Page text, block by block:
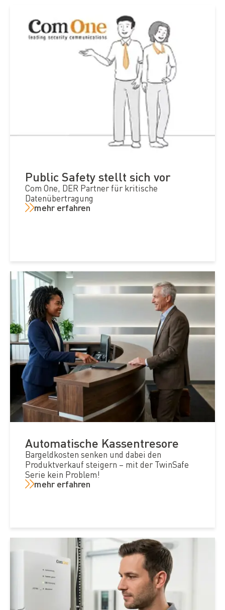
Public Safety stellt sich vor
Com One, DER Partner für kritische
Datenübertragung
mehr erfahren
Automatische Kassentresore
Bargeldkosten senken und dabei den
Produktverkauf steigern – mit der TwinSafe
Serie kein Problem!
mehr erfahren